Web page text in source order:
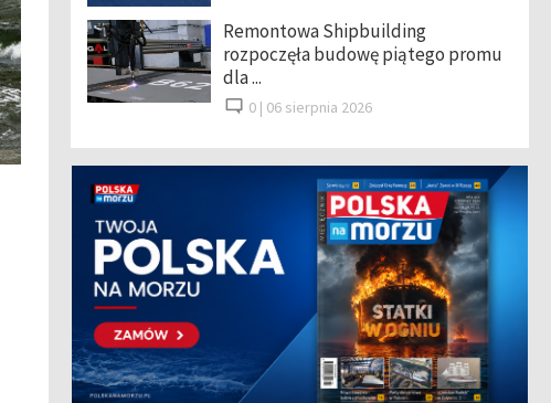
Remontowa Shipbuilding
rozpoczęła budowę piątego promu
dla ...
0 | 06 sierpnia 2026